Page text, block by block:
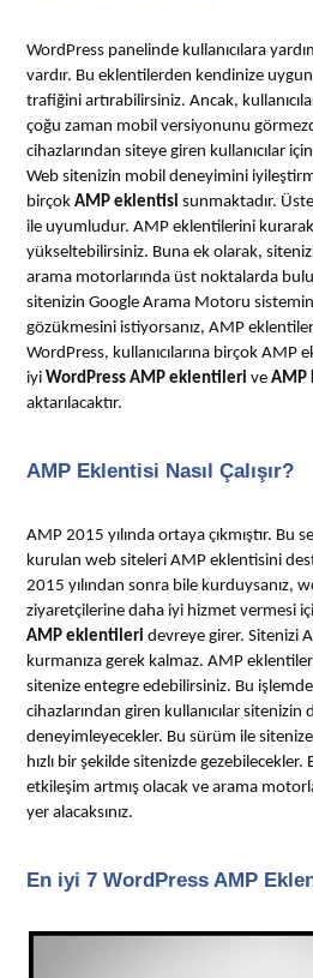
WordPress panelinde kullanıcılara
vardır. Bu eklentilerden kendinize
trafiğini artırabilirsiniz. Ancak,
çoğu zaman mobil versiyonunu
cihazlarından siteye giren kullanıcılar
Web sitenizin mobil deneyimini
birçokAMP eklentisi sunmaktadır.
ile uyumludur. AMP eklentilerini kurarak
yükseltebilirsiniz. Buna ek olarak,
arama motorlarında üst noktalarda
sitenizin Google Arama Motoru
gözükmesini istiyorsanız, AMP
WordPress, kullanıcılarına birçok AMP
iyiWordPress AMP eklentileri veAMP
aktarılacaktır.
AMP Eklentisi Nasıl Çalışır?
AMP 2015 yılında ortaya çıkmıştır. Bu
kurulan web siteleri AMP eklentisini
2015 yılından sonra bile kurduysanız,
ziyaretçilerine daha iyi hizmet vermesi
AMP eklentileri devreye girer. Sitenizi
kurmanıza gerek kalmaz. AMP
sitenize entegre edebilirsiniz. Bu
cihazlarından giren kullanıcılar
deneyimleyecekler. Bu sürüm ile
hızlı bir şekilde sitenizde
etkileşim artmış olacak ve arama
yer alacaksınız.
En iyi 7 WordPress AMP